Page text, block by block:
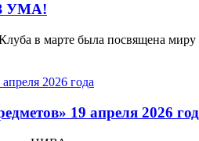
УМА!
в марте была посвящена
19 апреля 2026